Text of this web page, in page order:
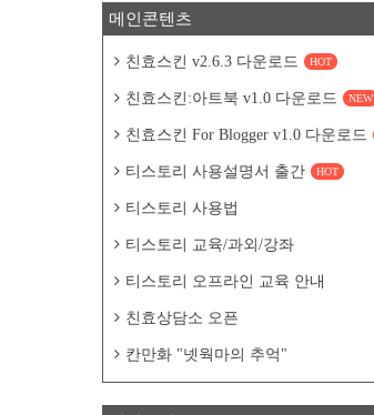
메인콘텐츠
친효스킨 v2.6.3 다운로드 HOT
친효스킨:아트북 v1.0 다운로드 NEW
친효스킨 For Blogger v1.0 다운로드
티스토리 사용설명서 출간 HOT
티스토리 사용법
티스토리 교육/과외/강좌
티스토리 오프라인 교육 안내
친효상담소 오픈
칸만화 "넷웍마의 추억"